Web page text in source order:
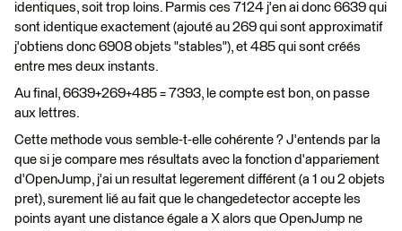
identiques, soit trop loins. Parmis ces 7124 j'en ai donc 6639 qui
sont identique exactement (ajouté au 269 qui sont approximatif
j'obtiens donc 6908 objets "stables"), et 485 qui sont créés
entre mes deux instants.
Au final, 6639+269+485 = 7393, le compte est bon, on passe
aux lettres.
Cette methode vous semble-t-elle cohérente ? J'entends par la
que si je compare mes résultats avec la fonction d'appariement
d'OpenJump, j'ai un resultat legerement différent (a 1 ou 2 objets
pret), surement lié au fait que le changedetector accepte les
points ayant une distance égale a X alors que OpenJump ne